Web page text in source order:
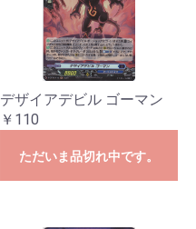
デザイアデビル ゴーマン
￥110
ただいま品切れ中です。